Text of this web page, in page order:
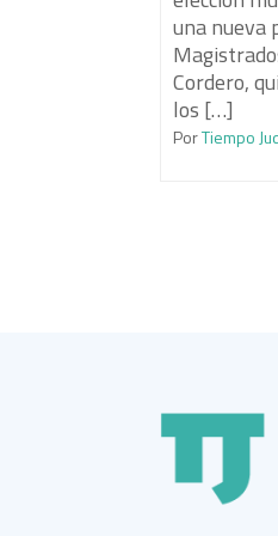
una nueva
Cordero,
los […]
PorTiempo